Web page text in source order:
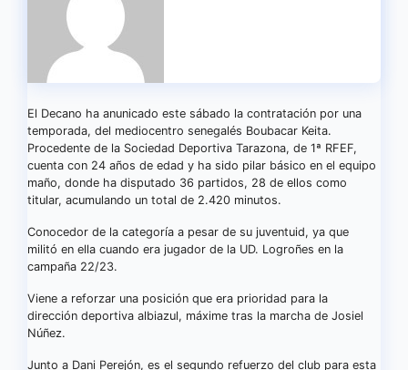
El Decano ha anunicado este sábado la contratación por una
temporada, del mediocentro senegalés Boubacar Keita.
Procedente de la Sociedad Deportiva Tarazona, de 1ª RFEF,
cuenta con 24 años de edad y ha sido pilar básico en el equipo
maño, donde ha disputado 36 partidos, 28 de ellos como
titular, acumulando un total de 2.420 minutos.
Conocedor de la categoría a pesar de su juventuid, ya que
militó en ella cuando era jugador de la UD. Logroñes en la
campaña 22/23.
Viene a reforzar una posición que era prioridad para la
dirección deportiva albiazul, máxime tras la marcha de Josiel
Núñez.
Junto a Dani Perejón, es el segundo refuerzo del club para esta